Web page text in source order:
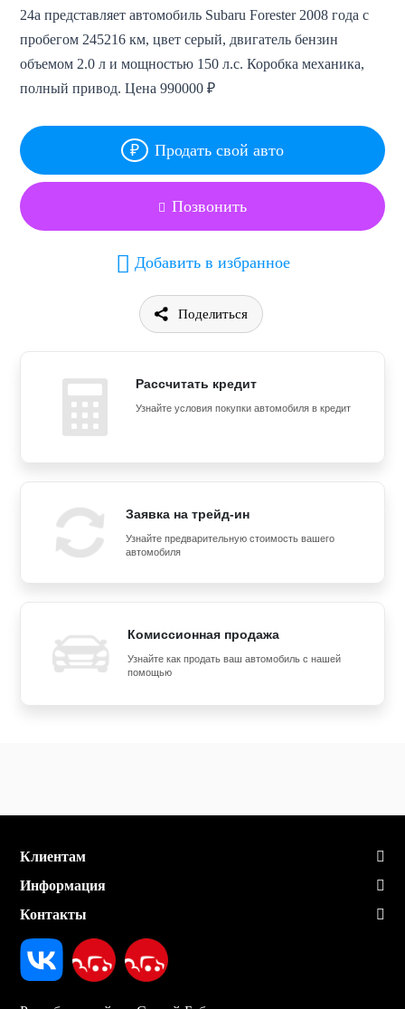
24а представляет автомобиль Subaru Forester 2008 года с
пробегом 245216 км, цвет серый, двигатель бензин
объемом 2.0 л и мощностью 150 л.с. Коробка механика,
полный привод. Цена 990000 ₽
Продать свой авто
Позвонить
Добавить в избранное
Поделиться
Рассчитать кредит
Узнайте условия покупки автомобиля в кредит
Заявка на трейд-ин
Узнайте предварительную стоимость вашего
автомобиля
Комиссионная продажа
Узнайте как продать ваш автомобиль с нашей
помощью
Клиентам
Информация
Контакты